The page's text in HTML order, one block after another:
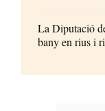
La Diputació
bany en rius i